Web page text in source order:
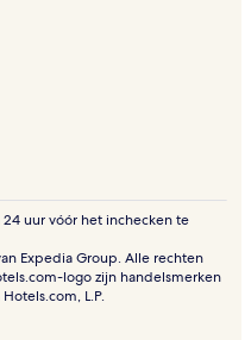
uur vóór het inchecken te
Expedia Group. Alle rechten
logo zijn handelsmerken
L.P.